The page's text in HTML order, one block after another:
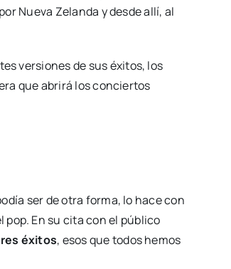
Nueva Zelanda y desde allí, al
versiones de sus éxitos, los
que abrirá los conciertos
ser de otra forma, lo hace con
En su cita con el público
éxitos, esos que todos hemos